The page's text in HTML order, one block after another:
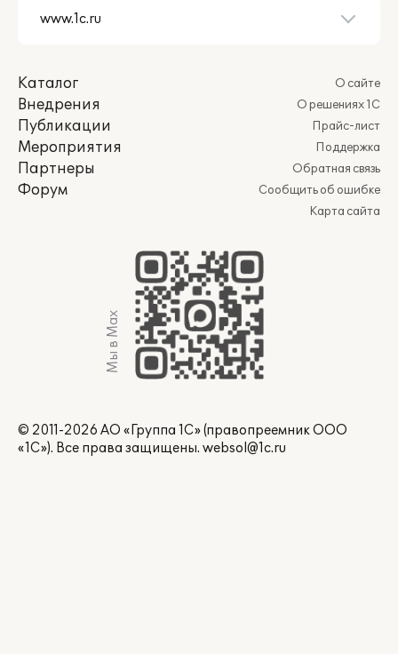
Каталог
Внедрения
Публикации
Мероприятия
Партнеры
Форум
О сайте
О решениях 1С
Прайс-лист
Поддержка
Обратная связь
Сообщить об ошибке
Карта сайта
Мы в Max
© 2011-2026 АО «Группа 1С» (правопреемник ООО
«1С»). Все права защищены. websol@1c.ru